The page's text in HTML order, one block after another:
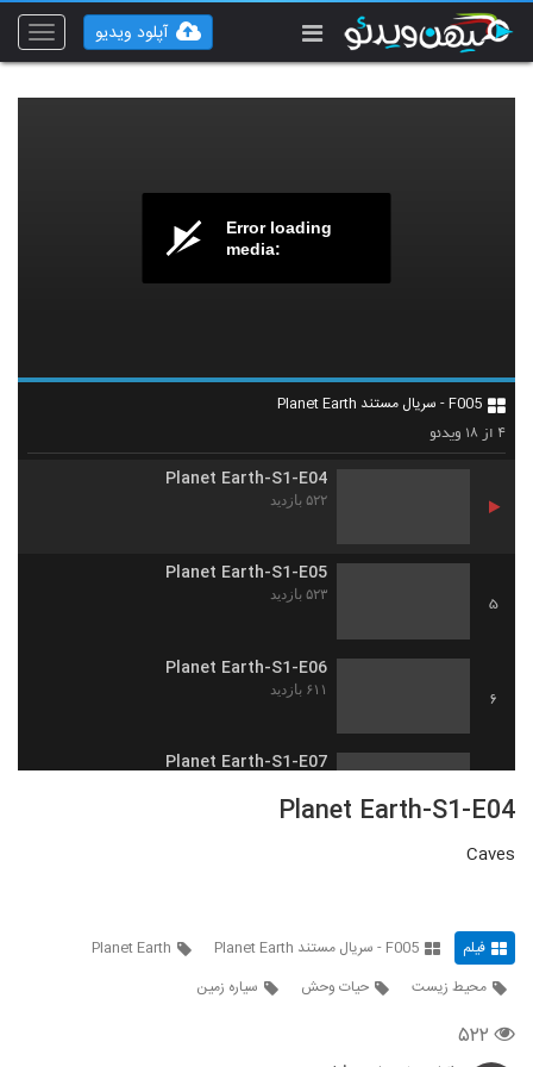
Toggle
آپلود ویدیو
Error loading
media:
F005 - سریال مستند Planet Earth
۴ از ۱۸ ویدئو
Planet Earth-S1-E01
Planet Earth-S1-E02
3
Planet Earth-S1-E03
۴۸۶ بازدید
Planet Earth-S1-E04
۵۲۲ بازدید
5
Planet Earth-S1-E05
۵۲۳ بازدید
6
Planet Earth-S1-E06
۶۱۱ بازدید
Planet Earth-S1-E07
9
Planet Earth-S1-E09
Planet Earth-S1-E04
Caves
فیلم F005 - سریال مستند Planet Earth
Planet Earth
محیط زیست
حیات وحش سیاره زمین
۵۲۲